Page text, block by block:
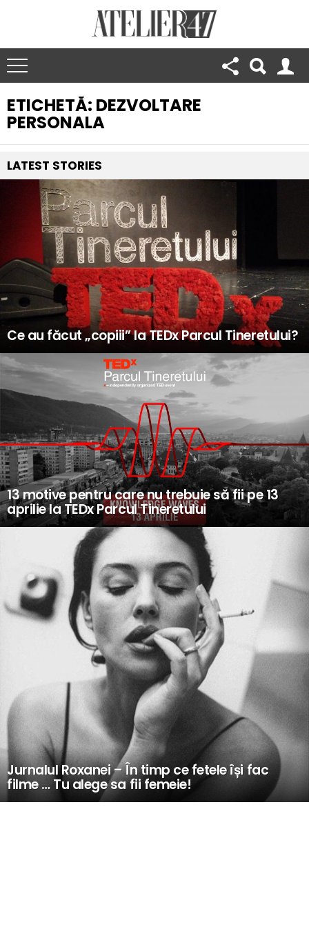
ETICHETĂ: DEZVOLTARE
PERSONALA
LATEST STORIES
Ce au făcut „copiii” la TEDx Parcul Tineretului?
13 motive pentru care nu trebuie să fii pe 13
aprilie la TEDx Parcul Tineretului
Jurnalul Roxanei – În timp ce fetele își fac
filme … Tu alege sa fii femeie!